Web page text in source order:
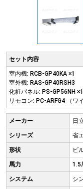
セット内容
室内機: RCB-GP40KA ×1
室外機: RAS-GP40RSH3
化粧パネル: PS-GP56NH ×1
リモコン: PC-ARFG4 （ワ
メーカー 日
シリーズ 省
形状 ビ
馬力 1.5
システム シ